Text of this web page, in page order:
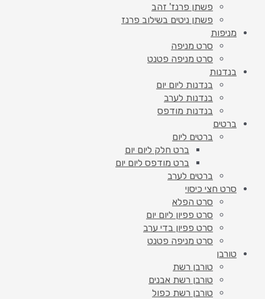
פשתן פרנז' זהב
פשתן ניטים בשילוב פרנז
מניפות
סרט מניפה
סרט מניפה פטנט
בנדנות
בנדנות ליום יום
בנדנות לערב
בנדנות מודפס
ברטים
ברטים ליום
ברט חלק ליום יום
ברט מודפס ליום יום
ברטים לערב
סרט חצי כיסוי
סרט הפלא
סרט פפיון ליום יום
סרט פפיון בדי ערב
סרט מניפה פטנט
טורבן
טורבן רשת
טורבן רשת אבנים
טורבן רשת כפול